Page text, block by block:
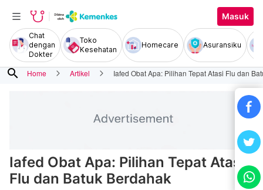
Masuk
Chat
dengan
Dokter
Toko
Kesehatan
Homecare Asuransiku
search Home Artikel Iafed Obat Apa: Pilihan Tepat Atasi Flu dan
Iafed Obat Apa: Pilihan Tepat Atasi
Flu dan Batuk Berdahak